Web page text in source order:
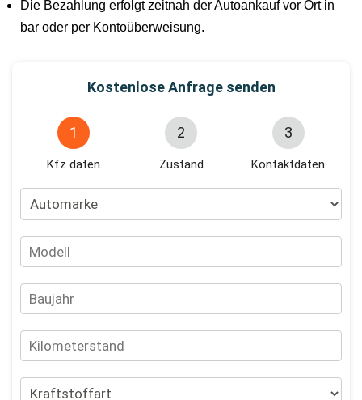
Die Bezahlung erfolgt zeitnah der Autoankauf vor Ort in
bar oder per Kontoüberweisung.